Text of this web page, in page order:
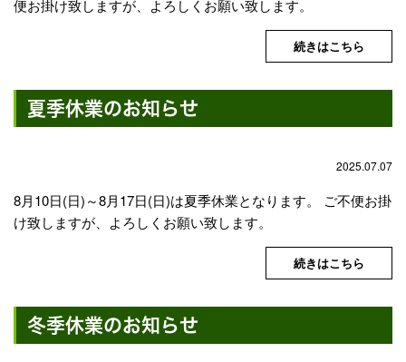
便お掛け致しますが、よろしくお願い致します。
続きはこちら
夏季休業のお知らせ
2025.07.07
8月10日(日)～8月17日(日)は夏季休業となります。 ご不便お掛
け致しますが、よろしくお願い致します。
続きはこちら
冬季休業のお知らせ